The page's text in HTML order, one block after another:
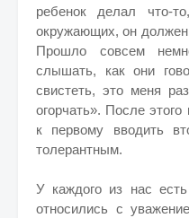
ребенок делал что-
окружающих, он должен
Прошло совсем
слышать, как они
свистеть, это меня
огорчать». После
к первому вводить
толерантным.
У каждого из нас
относились с